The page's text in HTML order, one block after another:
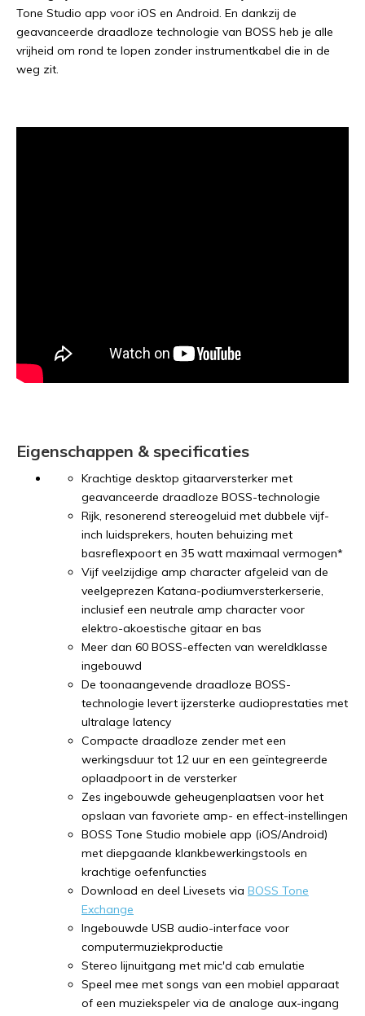
Tone Studio app voor iOS en Android. En dankzij de
geavanceerde draadloze technologie van BOSS heb je alle
vrijheid om rond te lopen zonder instrumentkabel die in de
weg zit.
Eigenschappen & specificaties
Krachtige desktop gitaarversterker met
geavanceerde draadloze BOSS-technologie
Rijk, resonerend stereogeluid met dubbele vijf-
inch luidsprekers, houten behuizing met
basreflexpoort en 35 watt maximaal vermogen*
Vijf veelzijdige amp character afgeleid van de
veelgeprezen Katana-podiumversterkerserie,
inclusief een neutrale amp character voor
elektro-akoestische gitaar en bas
Meer dan 60 BOSS-effecten van wereldklasse
ingebouwd
De toonaangevende draadloze BOSS-
technologie levert ijzersterke audioprestaties met
ultralage latency
Compacte draadloze zender met een
werkingsduur tot 12 uur en een geïntegreerde
oplaadpoort in de versterker
Zes ingebouwde geheugenplaatsen voor het
opslaan van favoriete amp- en effect-instellingen
BOSS Tone Studio mobiele app (iOS/Android)
met diepgaande klankbewerkingstools en
krachtige oefenfuncties
Download en deel Livesets via BOSS Tone
Exchange
Ingebouwde USB audio-interface voor
computermuziekproductie
Stereo lijnuitgang met mic'd cab emulatie
Speel mee met songs van een mobiel apparaat
of een muziekspeler via de analoge aux-ingang